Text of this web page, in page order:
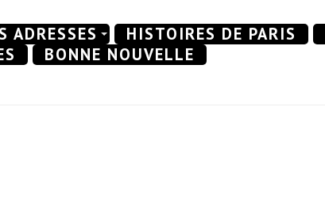
ADRESSES HISTOIRES DE PARIS
BONNE NOUVELLE